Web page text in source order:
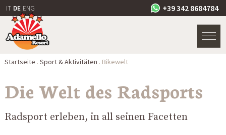
+39 342 8684784
IT DE ENG
Startseite . Sport & Aktivitäten . Bikewelt
Die Welt des Radsports
Radsport erleben, in all seinen Facetten